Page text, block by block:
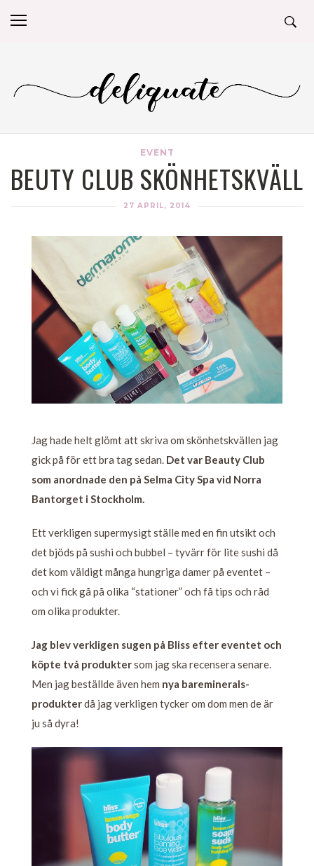
EVENT
BEUTY CLUB SKÖNHETSKVÄLL
27 APRIL, 2014
Jag hade helt glömt att skriva om skönhetskvällen jag
gick på för ett bra tag sedan. Det var Beauty Club
som anordnade den på Selma City Spa vid Norra
Bantorget i Stockholm.
Ett verkligen supermysigt ställe med en fin utsikt och
det bjöds på sushi och bubbel – tyvärr för lite sushi då
det kom väldigt många hungriga damer på eventet –
och vi fick gå på olika “stationer” och få tips och råd
om olika produkter.
Jag blev verkligen sugen på Bliss efter eventet och
köpte två produktersom jag ska recensera senare.
Men jag beställde även hem nya bareminerals-
produkterdå jag verkligen tycker om dom men de är
ju så dyra!